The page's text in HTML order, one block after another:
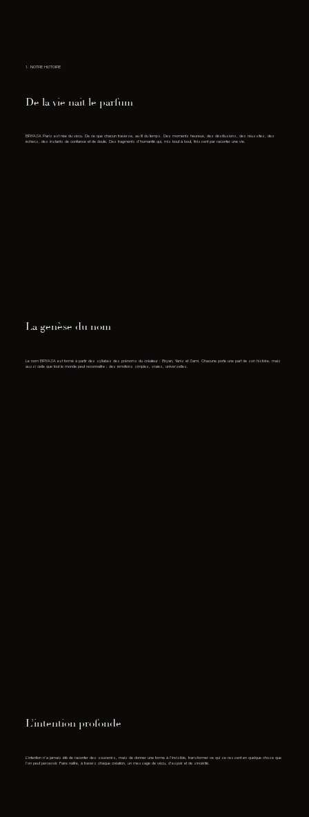
1. NOTRE HISTOIRE
De la vie nait le parfum
BRYASA Paris est née du vécu. De ce que chacun traverse, au fil du temps. Des moments heureux, des désillusions, des réussites, des
échecs, des instants de confiance et de doute. Des fragments d’humanité qui, mis bout à bout, finissent par raconter une vie.
La genèse du nom
Le nom BRYASA est formé à partir des syllabes des prénoms du créateur : Bryan, Yanis et Sami. Chacune porte une part de son histoire, mais
aussi celle que tout le monde peut reconnaître : des émotions simples, vraies, universelles.
L’intention profonde
L’intention n’a jamais été de raconter des souvenirs, mais de donner une forme à l’invisible, transformer ce qui se ressent en quelque chose que
l’on peut percevoir. Faire naître, à travers chaque création, un message de vécu, d’espoir et de sincérité.